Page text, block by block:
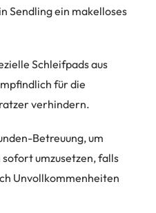
Sendling ein makelloses
Schleifpads aus
für die
verhindern.
Betreuung, um
umzusetzen, falls
Unvollkommenheiten